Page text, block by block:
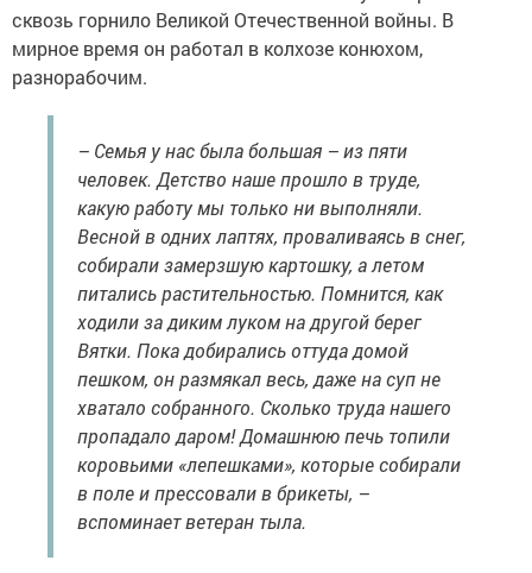
сквозь горнило Великой Отечественной войны. В
мирное время он работал в колхозе конюхом,
разнорабочим.
– Семья у нас была большая – из пяти
человек. Детство наше прошло в труде,
какую работу мы только ни выполняли.
Весной в одних лаптях, проваливаясь в снег,
собирали замерзшую картошку, а летом
питались растительностью. Помнится, как
ходили за диким луком на другой берег
Вятки. Пока добирались оттуда домой
пешком, он размякал весь, даже на суп не
хватало собранного. Сколько труда нашего
пропадало даром! Домашнюю печь топили
коровьими «лепешками», которые собирали
в поле и прессовали в брикеты, –
вспоминает ветеран тыла.